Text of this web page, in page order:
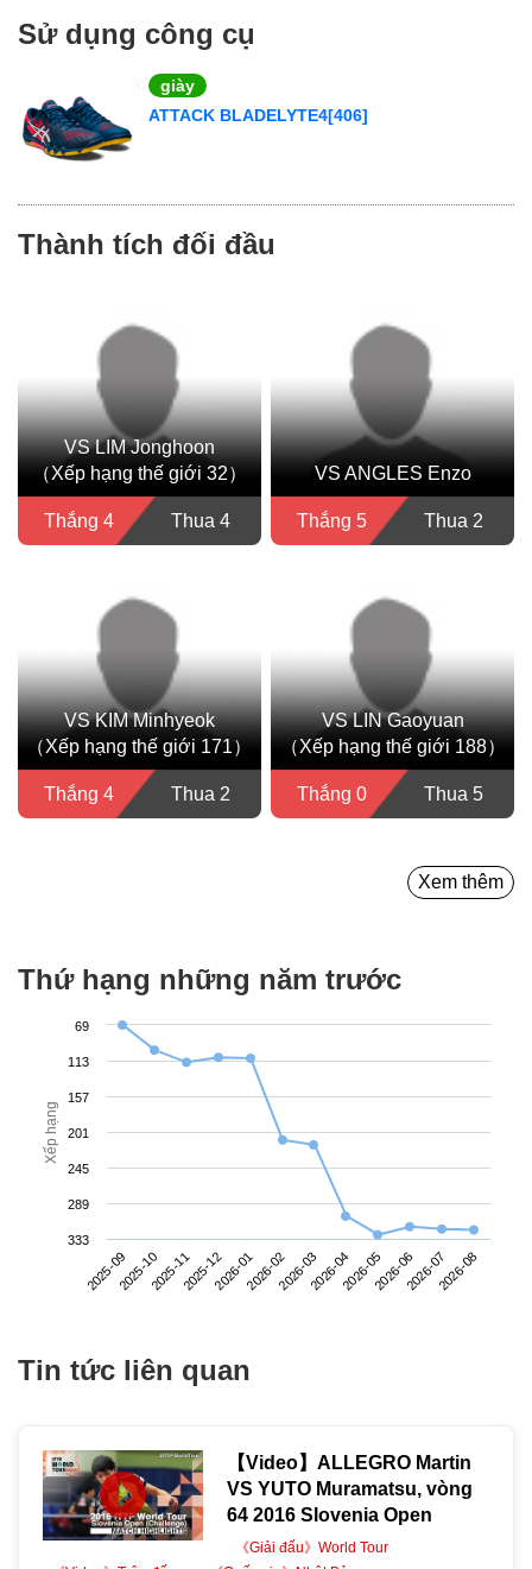
Sử dụng công cụ
giày
ATTACK BLADELYTE4[406]
Thành tích đối đầu
VS LIM Jonghoon
（Xếp hạng thế giới 32）
Thắng 4 Thua 4
VS ANGLES Enzo
Thắng 5 Thua 2
VS KIM Minhyeok
（Xếp hạng thế giới 171）
Thắng 4 Thua 2
VS LIN Gaoyuan
（Xếp hạng thế giới 188）
Thắng 0 Thua 5
Xem thêm
Thứ hạng những năm trước
Xếp hạng
2025-092025-102025-112025-122026-012026-022026-032026-042026-052026-062026-072026-08
69
113
157
201
245
289
333
Tin tức liên quan
【Video】ALLEGRO Martin
VS YUTO Muramatsu, vòng
64 2016 Slovenia Open
《Giải đấu》World Tour